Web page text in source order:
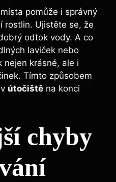
pomůže i správný
rostlin.‍ Ujistěte‌ se, že
odtok vody. A co
laviček nebo
nejen krásné, ale i
Tímto způsobem
útočiště na konci
chyby